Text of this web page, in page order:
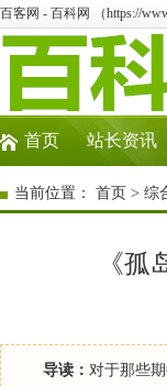
百客网 - 百科网 （https://
首页 站长资讯
当前位置： 首页 > 综
《
导读： 对于那些